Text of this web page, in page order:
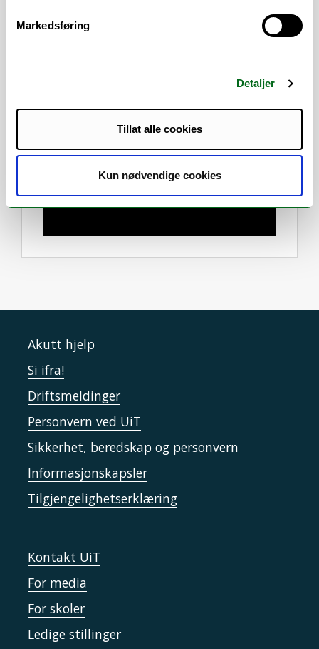
Markedsføring
Detaljer
Tillat alle cookies
Kun nødvendige cookies
Mine kronikker og debattinnlegg om
Akutt hjelp
Si ifra!
Driftsmeldinger
Personvern ved UiT
Sikkerhet, beredskap og personvern
Informasjonskapsler
Tilgjengelighetserklæring
Kontakt UiT
For media
For skoler
Ledige stillinger